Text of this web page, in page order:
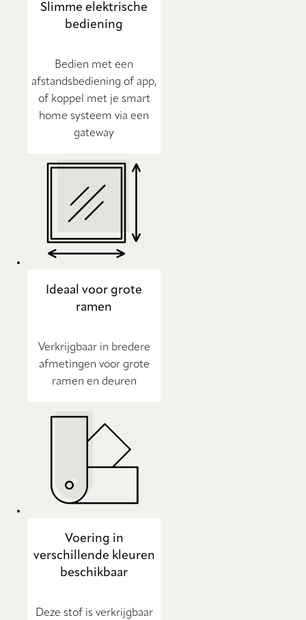
Slimme elektrische
bediening
Bedien met een
afstandsbediening of app,
of koppel met je smart
home systeem via een
gateway
Ideaal voor grote
ramen
Verkrijgbaar in bredere
afmetingen voor grote
ramen en deuren
Voering in
verschillende kleuren
beschikbaar
Deze stof is verkrijgbaar